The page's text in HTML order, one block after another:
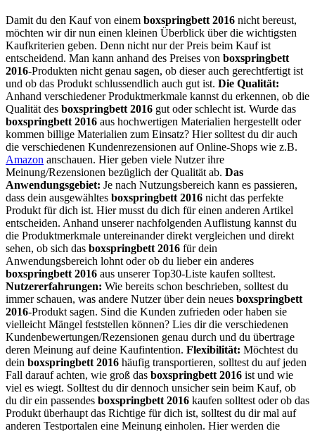
Damit du den Kauf von einem boxspringbett 2016 nicht bereust,
möchten wir dir nun einen kleinen Überblick über die wichtigsten
Kaufkriterien geben. Denn nicht nur der Preis beim Kauf ist
entscheidend. Man kann anhand des Preises von boxspringbett
2016-Produkten nicht genau sagen, ob dieser auch gerechtfertigt ist
und ob das Produkt schlussendlich auch gut ist. Die Qualität:
Anhand verschiedener Produktmerkmale kannst du erkennen, ob die
Qualität des boxspringbett 2016 gut oder schlecht ist. Wurde das
boxspringbett 2016 aus hochwertigen Materialien hergestellt oder
kommen billige Materialien zum Einsatz? Hier solltest du dir auch
die verschiedenen Kundenrezensionen auf Online-Shops wie z.B.
Amazon anschauen. Hier geben viele Nutzer ihre
Meinung/Rezensionen bezüglich der Qualität ab. Das
Anwendungsgebiet: Je nach Nutzungsbereich kann es passieren,
dass dein ausgewähltes boxspringbett 2016 nicht das perfekte
Produkt für dich ist. Hier musst du dich für einen anderen Artikel
entscheiden. Anhand unserer nachfolgenden Auflistung kannst du
die Produktmerkmale untereinander direkt vergleichen und direkt
sehen, ob sich das boxspringbett 2016 für dein
Anwendungsbereich lohnt oder ob du lieber ein anderes
boxspringbett 2016 aus unserer Top30-Liste kaufen solltest.
Nutzererfahrungen: Wie bereits schon beschrieben, solltest du
immer schauen, was andere Nutzer über dein neues boxspringbett
2016-Produkt sagen. Sind die Kunden zufrieden oder haben sie
vielleicht Mängel feststellen können? Lies dir die verschiedenen
Kundenbewertungen/Rezensionen genau durch und du übertrage
deren Meinung auf deine Kaufintention. Flexibilität: Möchtest du
dein boxspringbett 2016 häufig transportieren, solltest du auf jeden
Fall darauf achten, wie groß das boxspringbett 2016 ist und wie
viel es wiegt. Solltest du dir dennoch unsicher sein beim Kauf, ob
du dir ein passendes boxspringbett 2016 kaufen solltest oder ob das
Produkt überhaupt das Richtige für dich ist, solltest du dir mal auf
anderen Testportalen eine Meinung einholen. Hier werden die